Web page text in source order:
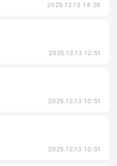
2025.12.13 14:29
2025.12.13 12:51
2025.12.13 10:51
2025.12.13 10:51